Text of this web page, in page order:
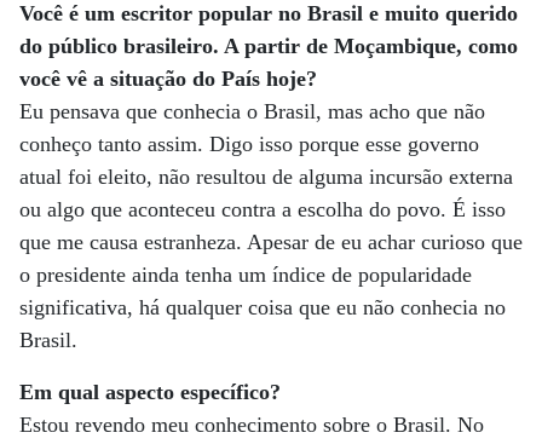
Você é um escritor popular no Brasil e muito querido
do público brasileiro. A partir de Moçambique, como
você vê a situação do País hoje?
Eu pensava que conhecia o Brasil, mas acho que não
conheço tanto assim. Digo isso porque esse governo
atual foi eleito, não resultou de alguma incursão externa
ou algo que aconteceu contra a escolha do povo. É isso
que me causa estranheza. Apesar de eu achar curioso que
o presidente ainda tenha um índice de popularidade
significativa, há qualquer coisa que eu não conhecia no
Brasil.
Em qual aspecto específico?
Estou revendo meu conhecimento sobre o Brasil. No